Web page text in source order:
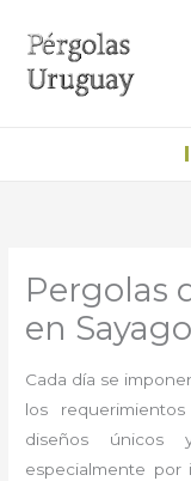
contenido
Pergolas
en Sayago
Cada día se
los
diseños únicos
especialmente por